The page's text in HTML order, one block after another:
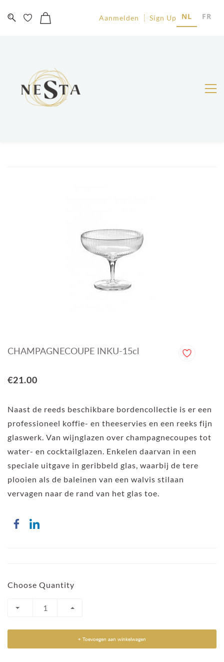
Aanmelden Sign Up NL FR
CHAMPAGNECOUPE INKU-15cl
€21.00
Naast de reeds beschikbare bordencollectie is er een
professioneel koffie- en theeservies en een reeks fijn
glaswerk. Van wijnglazen over champagnecoupes tot
water- en cocktailglazen. Enkelen daarvan in een
speciale uitgave in geribbeld glas, waarbij de tere
plooien als de baleinen van een walvis stilaan
vervagen naar de rand van het glas toe.
Choose Quantity
+ Toevoegen aan winkelwagen